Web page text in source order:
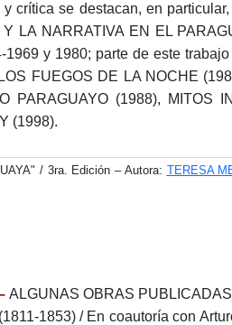
crítica se destacan, en
LA NARRATIVA EN EL
1969 y 1980; parte de este
FUEGOS DE LA NOCHE
PARAGUAYO (1988), MITOS
(1998).
/ 3ra. Edición – Autora: TERESA
ALGUNAS OBRAS
1853) / En coautoría con